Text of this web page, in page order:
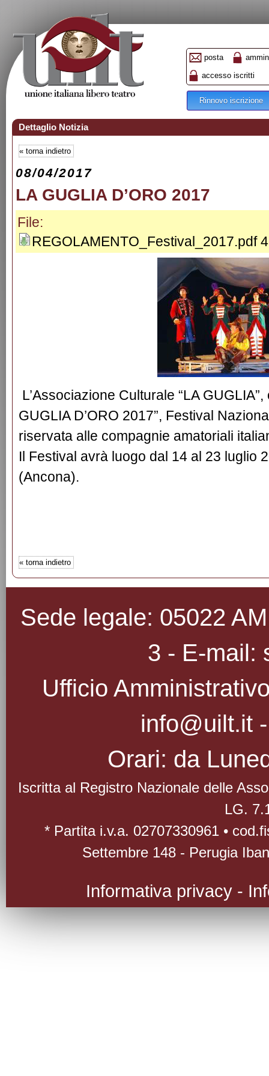
posta
accesso iscritti
Rinnovo iscrizione
Dettaglio Notizia
« torna indietro
08/04/2017
LA GUGLIA D’ORO 2017
File:
REGOLAMENTO_Festival_2017.pdf
L’Associazione Culturale “LA
GUGLIA D’ORO 2017”, Festival
riservata alle compagnie amatoriali
Il Festival avrà luogo dal 14 al 23 luglio
(Ancona).
« torna indietro
Sede legale: 05022
3 - E-mail:
Ufficio
info@uilt.it
Orari: da
Iscritta al Registro Nazionale delle
LG.
* Partita i.v.a. 02707330961 •
Settembre 148 - Perugia
Informativa privacy -